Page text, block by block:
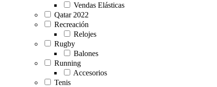
Vendas Elásticas
Qatar 2022
Recreación
Relojes
Rugby
Balones
Running
Accesorios
Tenis